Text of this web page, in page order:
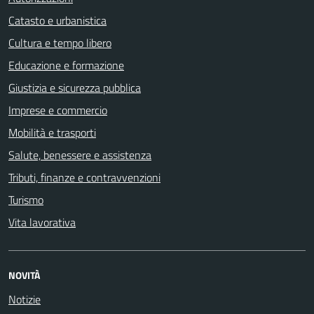
Catasto e urbanistica
Cultura e tempo libero
Educazione e formazione
Giustizia e sicurezza pubblica
Imprese e commercio
Mobilità e trasporti
Salute, benessere e assistenza
Tributi, finanze e contravvenzioni
Turismo
Vita lavorativa
NOVITÀ
Notizie